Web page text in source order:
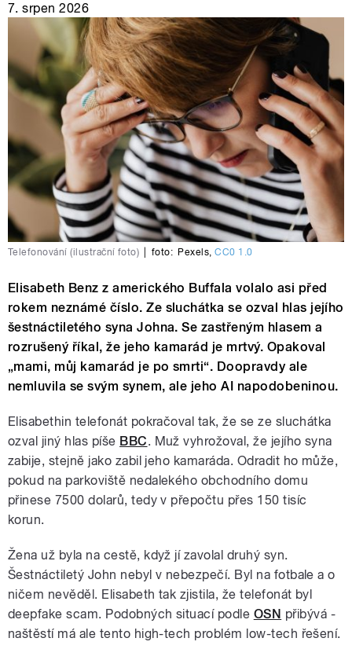
7. srpen 2026
Telefonování (ilustrační foto) foto: Pexels ,CC0 1.0
Elisabeth Benz z amerického Buffala volalo asi před
rokem neznámé číslo. Ze sluchátka se ozval hlas jejího
šestnáctiletého syna Johna. Se zastřeným hlasem a
rozrušený říkal, že jeho kamarád je mrtvý. Opakoval
„mami, můj kamarád je po smrti“. Doopravdy ale
nemluvila se svým synem, ale jeho AI napodobeninou.
Elisabethin telefonát pokračoval tak, že se ze sluchátka
ozval jiný hlas píše BBC. Muž vyhrožoval, že jejího syna
zabije, stejně jako zabil jeho kamaráda. Odradit ho může,
pokud na parkoviště nedalekého obchodního domu
přinese 7500 dolarů, tedy v přepočtu přes 150 tisíc
korun.
Žena už byla na cestě, když jí zavolal druhý syn.
Šestnáctiletý John nebyl v nebezpečí. Byl na fotbale a o
ničem nevěděl. Elisabeth tak zjistila, že telefonát byl
deepfake scam. Podobných situací podle OSN přibývá -
naštěstí má ale tento high-tech problém low-tech řešení.